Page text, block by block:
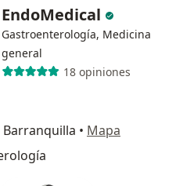
EndoMedical
Gastroenterología, Medicina
general
18 opiniones
Barranquilla • Mapa